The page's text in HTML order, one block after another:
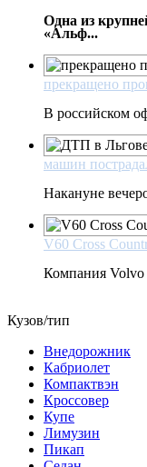
Одна из
«Альф...
прекращено
В российском
машин
Накануне
V60 Cross
Компания Volvo
Кузов/тип
Внедорожник
Кабриолет
Компактвэн
Кроссовер
Купе
Лимузин
Пикап